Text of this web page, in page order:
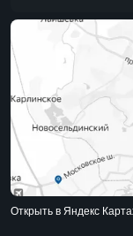
Открыть в Яндекс